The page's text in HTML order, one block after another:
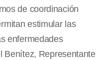
de coordinación
estimular las
enfermedades
Benítez, Representante